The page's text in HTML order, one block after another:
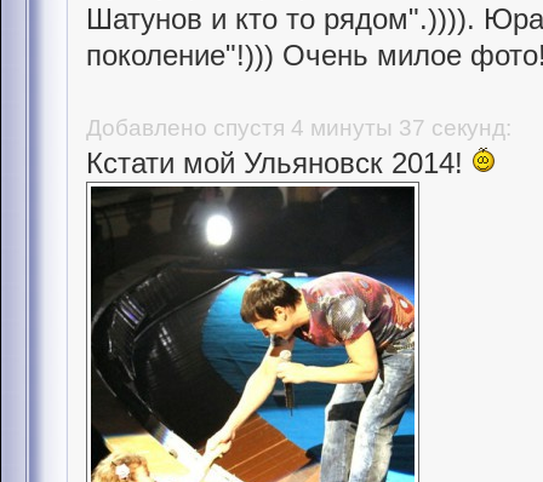
Шатунов и кто то рядом".)))).
поколение"!))) Очень милое
Добавлено спустя 4 минуты 37 секунд:
Кстати мой Ульяновск 2014!